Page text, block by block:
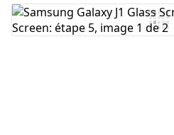
Ajouter un commentaire